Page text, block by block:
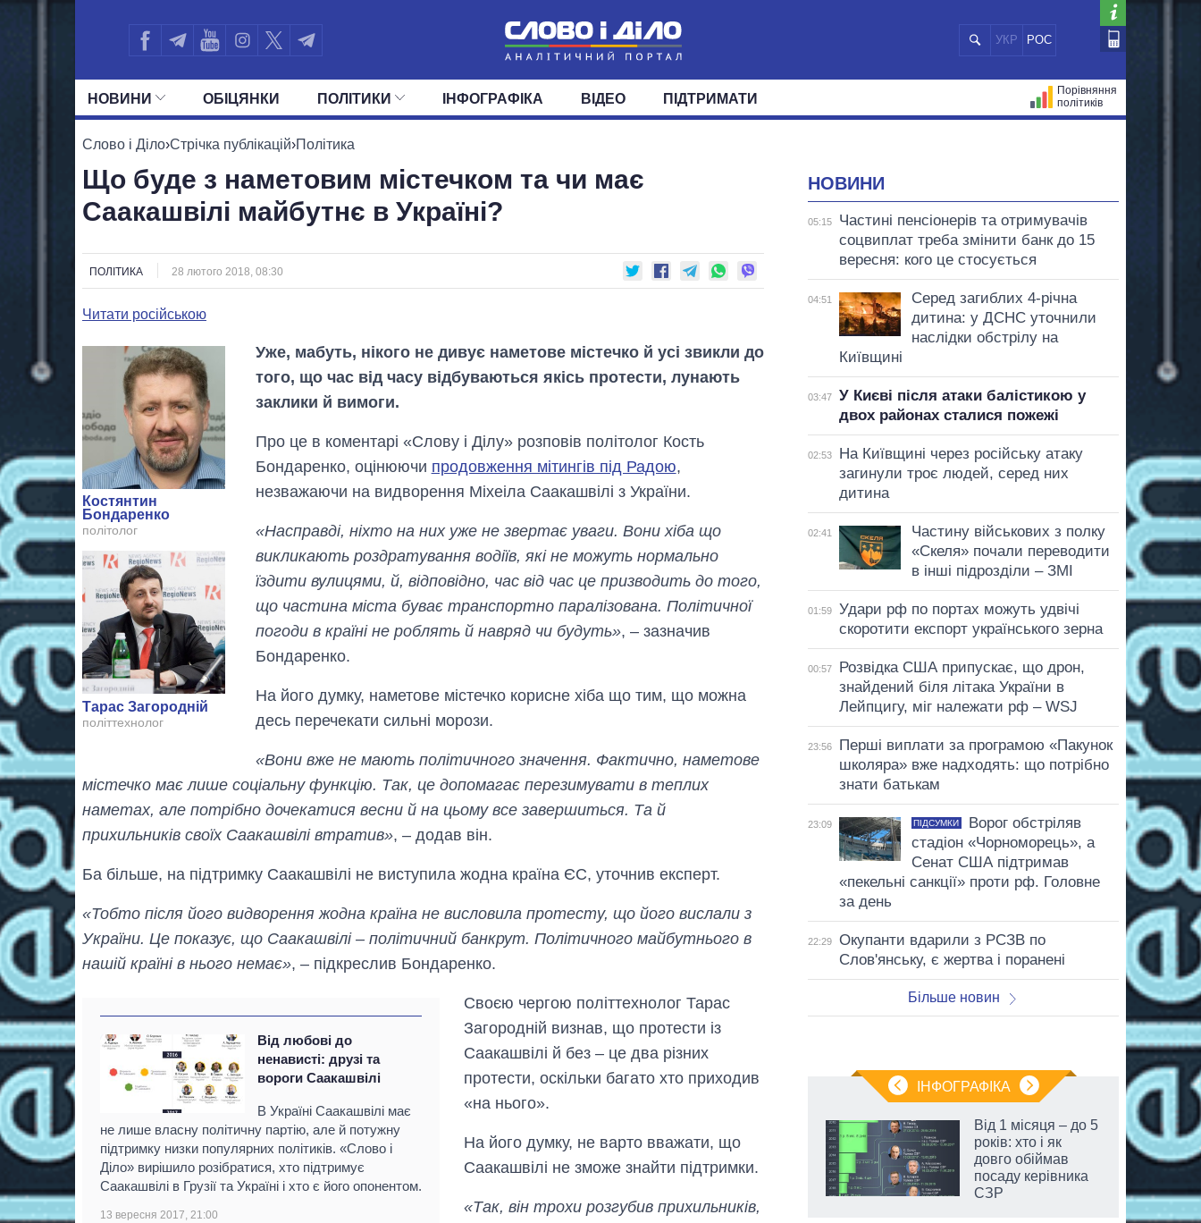
УКР РОС
НОВИНИ
ПОЛІТИКА ЕКОНОМІКА СУСПІЛЬСТВО
ОБIЦЯНКИ ПОЛIТИКИ
УСІ ПОЛІТИКИ ПРЕЗИДЕНТ І ОФІС
ДЕПУТАТИ КОМІТЕТИ ФРАКЦІЇ
ІНФОГРАФІКА ВІДЕО ПІДТРИМАТИ
Порівняння
політиків
Слово і Діло›Стрічка публікацій›Політика
Що буде з наметовим містечком та чи має
Саакашвілі майбутнє в Україні?
ПОЛІТИКА 28 лютого 2018, 08:30
Читати російською
Костянтин
Бондаренко
політолог
Тарас Загородній
політтехнолог
Уже, мабуть, нікого не дивує наметове містечко й усі звикли до
того, що час від часу відбуваються якісь протести, лунають
заклики й вимоги.
Про це в коментарі «Слову і Ділу» розповів політолог Кость
Бондаренко, оцінюючи продовження мітингів під Радою,
незважаючи на видворення Міхеіла Саакашвілі з України.
«Насправді, ніхто на них уже не звертає уваги. Вони хіба що
викликають роздратування водіїв, які не можуть нормально
їздити вулицями, й, відповідно, час від час це призводить до того,
що частина міста буває транспортно паралізована. Політичної
погоди в країні не роблять й навряд чи будуть», – зазначив
Бондаренко.
На його думку, наметове містечко корисне хіба що тим, що можна
десь перечекати сильні морози.
«Вони вже не мають політичного значення. Фактично, наметове
містечко має лише соціальну функцію. Так, це допомагає перезимувати в теплих
наметах, але потрібно дочекатися весни й на цьому все завершиться. Та й
прихильників своїх Саакашвілі втратив», – додав він.
Ба більше, на підтримку Саакашвілі не виступила жодна країна ЄС, уточнив експерт.
«Тобто після його видворення жодна країна не висловила протесту, що його вислали з
України. Це показує, що Саакашвілі – політичний банкрут. Політичного майбутнього в
нашій країні в нього немає», – підкреслив Бондаренко.
Від любові до
ненависті: друзі та
вороги Саакашвілі
В Україні Саакашвілі має
не лише власну політичну партію, але й потужну
підтримку низки популярних політиків. «Слово і
Діло» вирішило розібратися, хто підтримує
Саакашвілі в Грузії та Україні і хто є його опонентом.
13 вересня 2017, 21:00
Своєю чергою політтехнолог Тарас
Загородній визнав, що протести із
Саакашвілі й без – це два різних
протести, оскільки багато хто приходив
«на нього».
На його думку, не варто вважати, що
Саакашвілі не зможе знайти підтримки.
«Так, він трохи розгубив прихильників,
НОВИНИ
05:15
Частині пенсіонерів та отримувачів
соцвиплат треба змінити банк до 15
вересня: кого це стосується
04:51
Серед загиблих 4-річна
дитина: у ДСНС уточнили
наслідки обстрілу на
Київщині
03:47
У Києві після атаки балістикою у
двох районах сталися пожежі
02:53
На Київщині через російську атаку
загинули троє людей, серед них
дитина
02:41
Частину військових з полку
«Скеля» почали переводити
в інші підрозділи – ЗМІ
01:59
Удари рф по портах можуть удвічі
скоротити експорт українського зерна
00:57
Розвідка США припускає, що дрон,
знайдений біля літака України в
Лейпцигу, міг належати рф – WSJ
23:56
Перші виплати за програмою «Пакунок
школяра» вже надходять: що потрібно
знати батькам
23:09 ПІДСУМКИ
Ворог обстріляв
стадіон «Чорноморець», а
Сенат США підтримав
«пекельні санкції» проти рф. Головне
за день
22:29
Окупанти вдарили з РСЗВ по
Слов'янську, є жертва і поранені
Більше новин
ІНФОГРАФІКА
змінилася кількість
вступників на
бакалаврат,
аспірантуру
Від 1 місяця – до 5
років: хто і як
довго обіймав
посаду керівника
СЗР